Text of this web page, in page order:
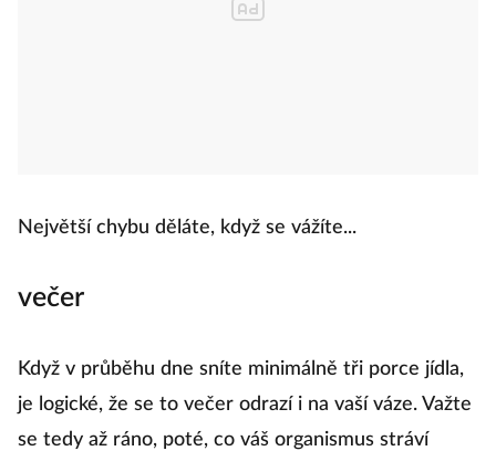
Největší chybu děláte, když se vážíte...
večer
Když v průběhu dne sníte minimálně tři porce jídla,
je logické, že se to večer odrazí i na vaší váze. Važte
se tedy až ráno, poté, co váš organismus stráví